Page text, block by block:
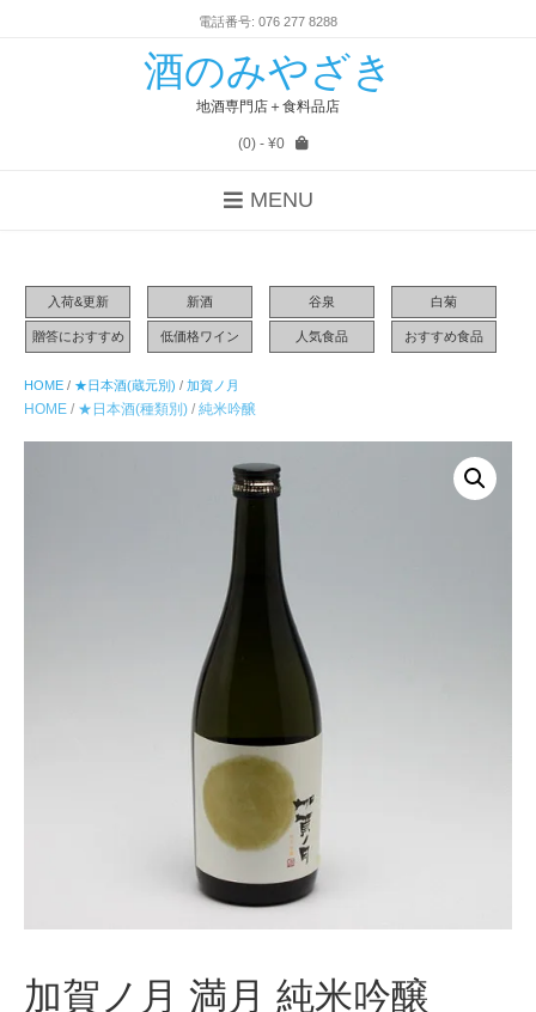
電話番号: 076 277 8288
酒のみやざき
地酒専門店＋食料品店
(0)- ¥0
MENU
入荷&更新 新酒 谷泉 白菊
贈答におすすめ 低価格ワイン 人気食品 おすすめ食品
HOME / ★日本酒(蔵元別) / 加賀ノ月
HOME / ★日本酒(種類別) / 純米吟醸
加賀ノ月 満月 純米吟醸